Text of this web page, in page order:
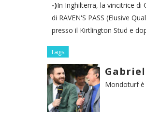
-)In Inghilterra, la vincitrice di
di RAVEN'S PASS (Elusive
presso il Kirtlington Stud e
Tags
Mondoturf è